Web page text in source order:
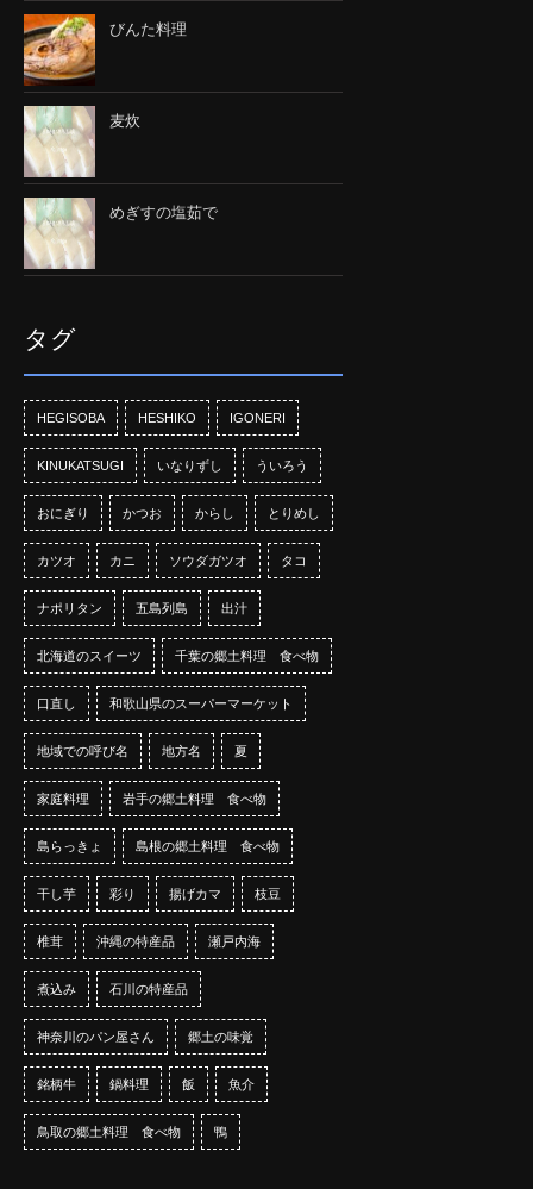
びんた料理
麦炊
めぎすの塩茹で
タグ
HEGISOBA HESHIKO IGONERI
KINUKATSUGI いなりずし ういろう
おにぎり かつお からし とりめし
カツオ カニ ソウダガツオ タコ
ナポリタン 五島列島 出汁
北海道のスイーツ 千葉の郷土料理 食べ物
口直し 和歌山県のスーパーマーケット
地域での呼び名 地方名 夏
家庭料理 岩手の郷土料理 食べ物
島らっきょ 島根の郷土料理 食べ物
干し芋 彩り 揚げカマ 枝豆
椎茸 沖縄の特産品 瀬戸内海
煮込み 石川の特産品
神奈川のパン屋さん 郷土の味覚
銘柄牛 鍋料理 飯 魚介
鳥取の郷土料理 食べ物 鴨